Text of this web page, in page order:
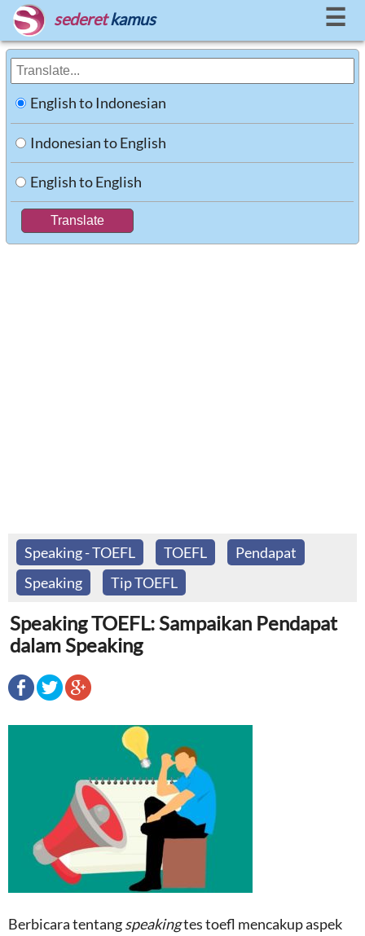
sederet kamus ☰
English to Indonesian
Indonesian to English
English to English
Speaking - TOEFL TOEFL
Pendapat
Speaking
Tip TOEFL
Speaking TOEFL: Sampaikan Pendapat
dalam Speaking
Berbicara tentangspeakingtes toefl mencakup aspek